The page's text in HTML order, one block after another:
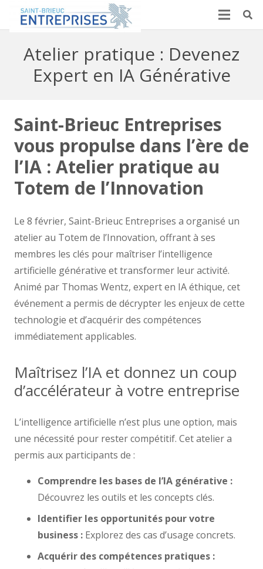
Atelier pratique : Devenez
Expert en IA Générative
Saint-Brieuc Entreprises
vous propulse dans l’ère de
l’IA : Atelier pratique au
Totem de l’Innovation
Le 8 février, Saint-Brieuc Entreprises a organisé un
atelier au Totem de l’Innovation, offrant à ses
membres les clés pour maîtriser l’intelligence
artificielle générative et transformer leur activité.
Animé par Thomas Wentz, expert en IA éthique, cet
événement a permis de décrypter les enjeux de cette
technologie et d’acquérir des compétences
immédiatement applicables.
Maîtrisez l’IA et donnez un coup
d’accélérateur à votre entreprise
L’intelligence artificielle n’est plus une option, mais
une nécessité pour rester compétitif. Cet atelier a
permis aux participants de :
Comprendre les bases de l’IA générative :
Découvrez les outils et les concepts clés.
Identifier les opportunités pour votre
business : Explorez des cas d’usage concrets.
Acquérir des compétences pratiques :